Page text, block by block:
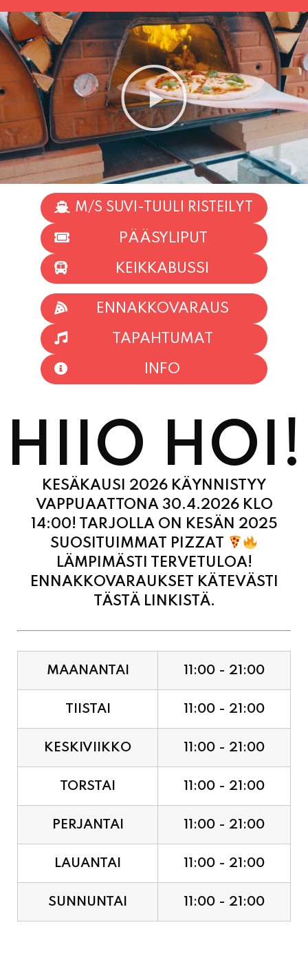
M/S SUVI-TUULI RISTEILYT
PÄÄSYLIPUT
KEIKKABUSSI
ENNAKKOVARAUS
TAPAHTUMAT
INFO
HIIO HOI!
KESÄKAUSI 2026 KÄYNNISTYY
VAPPUAATTONA 30.4.2026 KLO
14:00! TARJOLLA ON KESÄN 2025
SUOSITUIMMAT PIZZAT
LÄMPIMÄSTI TERVETULOA!
ENNAKKOVARAUKSET KÄTEVÄSTI
TÄSTÄ LINKISTÄ.
MAANANTAI 11:00 - 21:00
TIISTAI 11:00 - 21:00
KESKIVIIKKO 11:00 - 21:00
TORSTAI 11:00 - 21:00
PERJANTAI 11:00 - 21:00
LAUANTAI 11:00 - 21:00
SUNNUNTAI 11:00 - 21:00